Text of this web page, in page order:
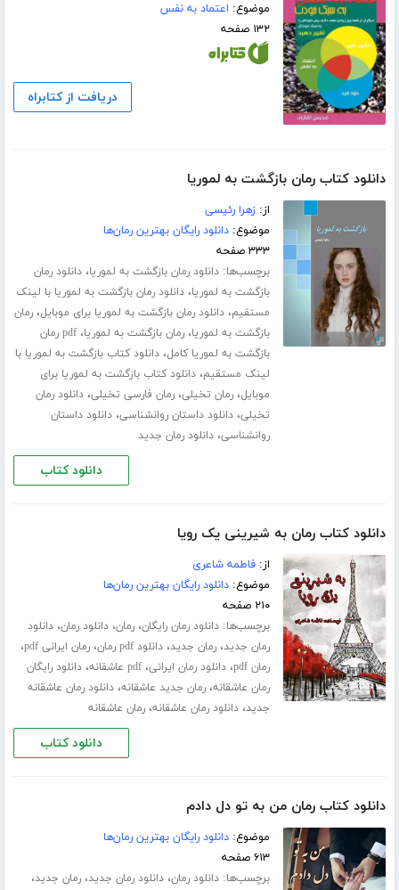
موضوع: اعتماد به نفس
۱۳۲ صفحه
دریافت از کتابراه
دانلود کتاب رمان بازگشت به لموریا
از:زهرا رئیسی
موضوع:دانلود رایگان بهترین رمان‌ها
۳۳۳ صفحه
برچسب‌ها:دانلود رمان بازگشت به لموریا،دانلود رمان
بازگشت به لموریا،دانلود رمان بازگشت به لموریا با لینک
مستقیم،دانلود رمان بازگشت به لموریا برای موبایل،رمان
بازگشت به لموریا،رمان بازگشت به لموریا،
pdf رمان
بازگشت به لموریا کامل،دانلود کتاب بازگشت به لموریا با
لینک مستقیم،دانلود کتاب بازگشت به لموریا برای
موبایل،رمان تخیلی،رمان فارسی تخیلی،دانلود رمان
تخیلی،دانلود داستان روانشناسی،دانلود داستان
روانشناسی،دانلود رمان جدید
دانلود کتاب
دانلود کتاب رمان به شیرینی یک رویا
از:فاطمه شاعری
موضوع:دانلود رایگان بهترین رمان‌ها
۲۱۰ صفحه
برچسب‌ها:دانلود رمان رایگان،رمان،دانلود رمان،دانلود
رمان جدید،رمان جدید،دانلود pdf رمان ،رمان ایرانی pdf ،
رمان pdf ،دانلود رمان ایرانی،pdf عاشقانه ،دانلود رایگان
رمان عاشقانه،رمان جدید عاشقانه،دانلود رمان عاشقانه
جدید،دانلود رمان عاشقانه،رمان عاشقانه
دانلود کتاب
دانلود کتاب رمان من به تو دل دادم
موضوع:دانلود رایگان بهترین رمان‌ها
۶۱۳ صفحه
برچسب‌ها:دانلود رمان،دانلود رمان جدید،رمان جدید،